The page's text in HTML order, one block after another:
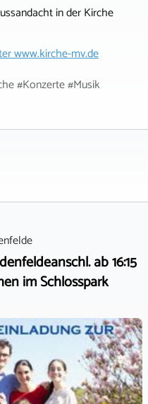
in der Kirche
www.kirche-mv.de
#Konzerte #Musik
ab 16:15
im Schlosspark